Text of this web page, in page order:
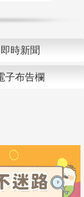
即時新聞
子布告欄